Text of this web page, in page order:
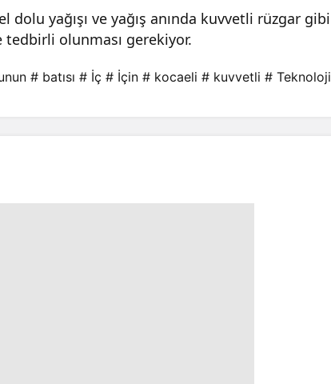
dolu yağışı ve yağış anında kuvvetli rüzgar gibi
olunması gerekiyor.
# batısı # İç # İçin # kocaeli # kuvvetli # Teknoloji